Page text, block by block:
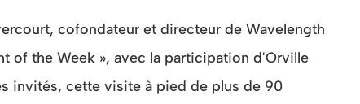
cofondateur et directeur de Wavelength
of the Week », avec la participation d'Orville
invités, cette visite à pied de plus de 90